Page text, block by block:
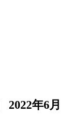
2022年6月